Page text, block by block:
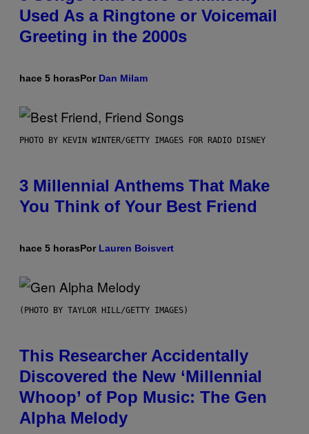
Used As a Ringtone or Voicemail
Greeting in the 2000s
hace 5 horasPor Dan Milam
PHOTO BY KEVIN WINTER/GETTY IMAGES FOR RADIO DISNEY
3 Millennial Anthems That Make
You Think of Your Best Friend
hace 5 horasPor Lauren Boisvert
(PHOTO BY TAYLOR HILL/GETTY IMAGES)
This Researcher Accidentally
Discovered the New ‘Millennial
Whoop’ of Pop Music: The Gen
Alpha Melody